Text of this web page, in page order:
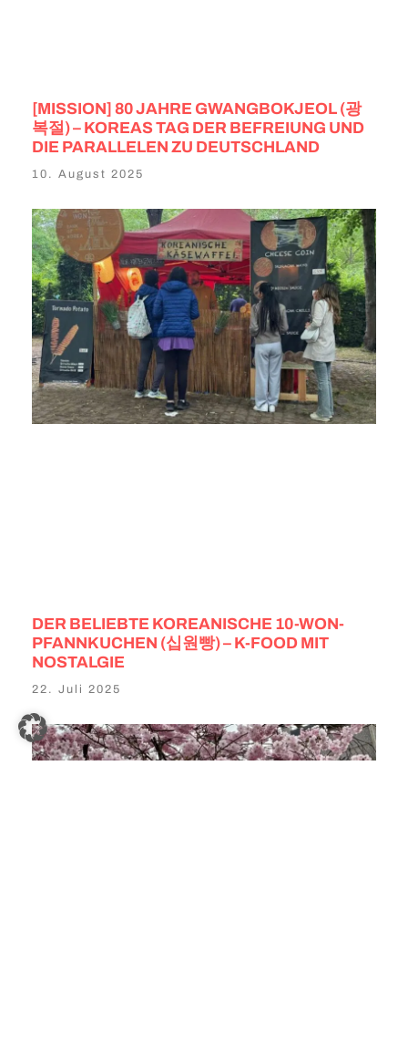
[MISSION] 80 JAHRE GWANGBOKJEOL (광
복절) – KOREAS TAG DER BEFREIUNG UND
DIE PARALLELEN ZU DEUTSCHLAND
10. August 2025
DER BELIEBTE KOREANISCHE 10-WON-
PFANNKUCHEN (십원빵) – K-FOOD MIT
NOSTALGIE
22. Juli 2025